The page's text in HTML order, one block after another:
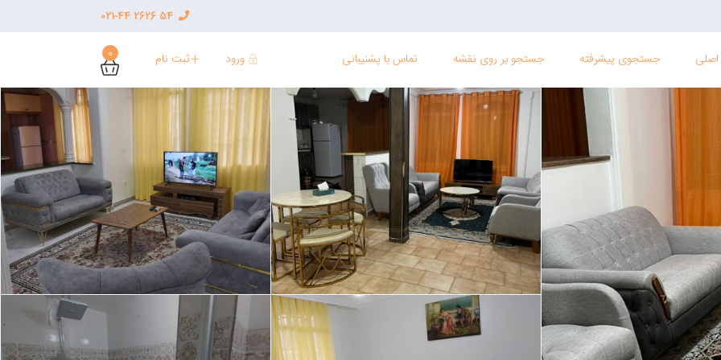
54 2626 021-44
0 ورود ثبت نام جستجوی پیشرفته جستجو بر روی نقشه تماس با پشنیبانی